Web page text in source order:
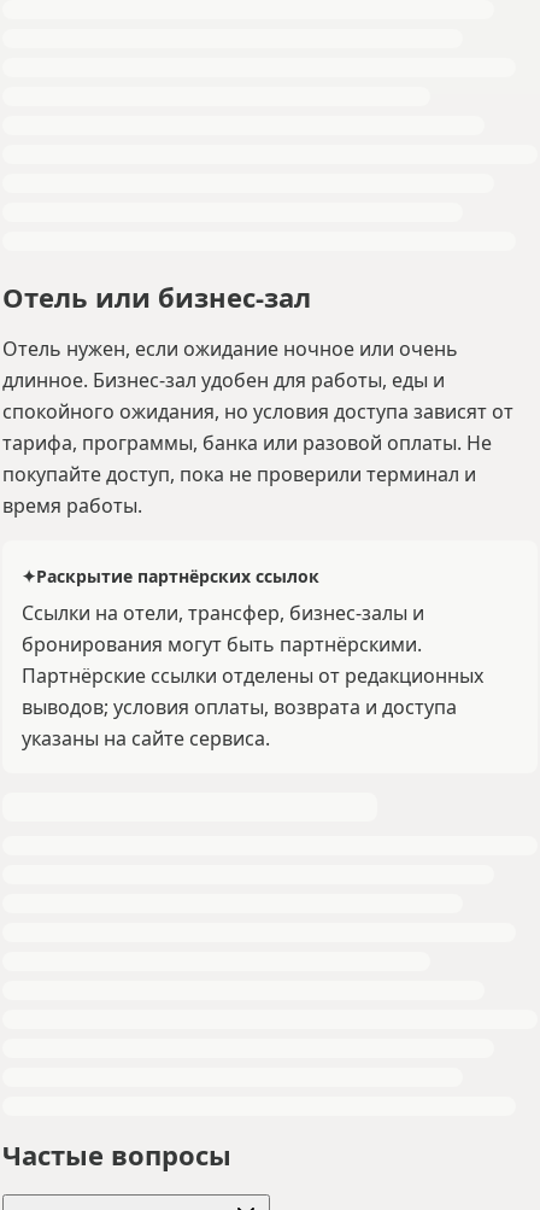
Отель или бизнес-зал
Отель нужен, если ожидание ночное или очень
длинное. Бизнес-зал удобен для работы, еды и
спокойного ожидания, но условия доступа зависят от
тарифа, программы, банка или разовой оплаты. Не
покупайте доступ, пока не проверили терминал и
время работы.
✦Раскрытие партнёрских ссылок
Ссылки на отели, трансфер, бизнес-залы и
бронирования могут быть партнёрскими.
Партнёрские ссылки отделены от редакционных
выводов; условия оплаты, возврата и доступа
указаны на сайте сервиса.
Частые вопросы